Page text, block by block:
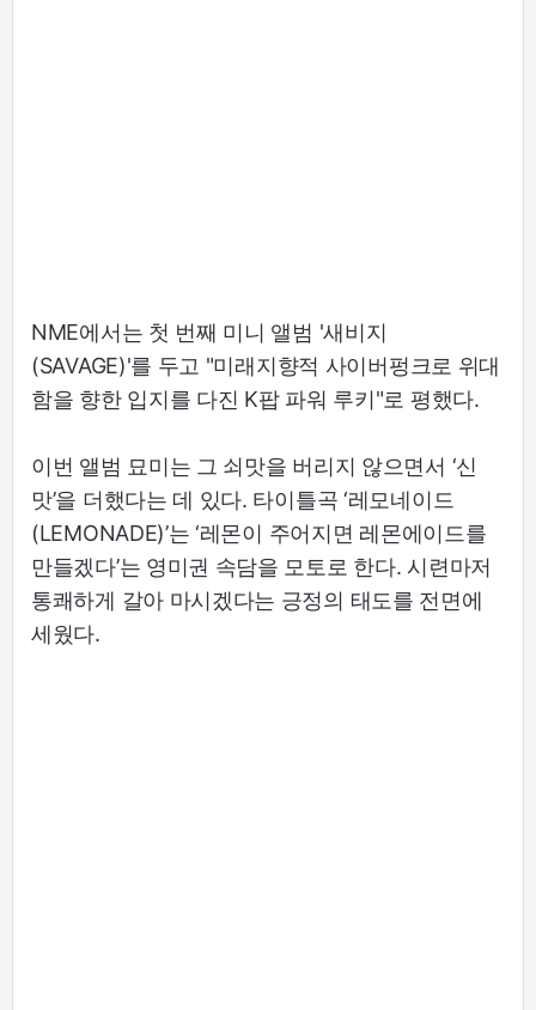
NME에서는 첫 번째 미니 앨범 '새비지
(SAVAGE)'를 두고 "미래지향적 사이버펑크로 위대
함을 향한 입지를 다진 K팝 파워 루키"로 평했다.
이번 앨범 묘미는 그 쇠맛을 버리지 않으면서 ‘신
맛’을 더했다는 데 있다. 타이틀곡 ‘레모네이드
(LEMONADE)’는 ‘레몬이 주어지면 레몬에이드를
만들겠다’는 영미권 속담을 모토로 한다. 시련마저
통쾌하게 갈아 마시겠다는 긍정의 태도를 전면에
세웠다.